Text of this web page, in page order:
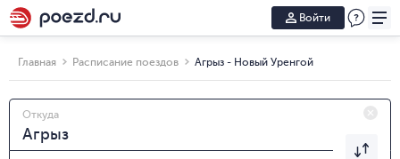
Войти
Главная Расписание поездов Агрыз - Новый Уренгой
Откуда